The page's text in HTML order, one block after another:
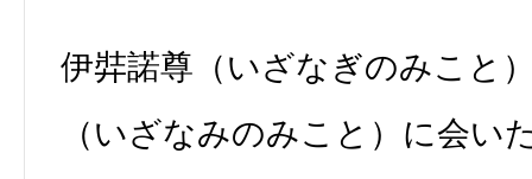
伊弉諾尊（いざなぎのみこと
（いざなみのみこと）に会い